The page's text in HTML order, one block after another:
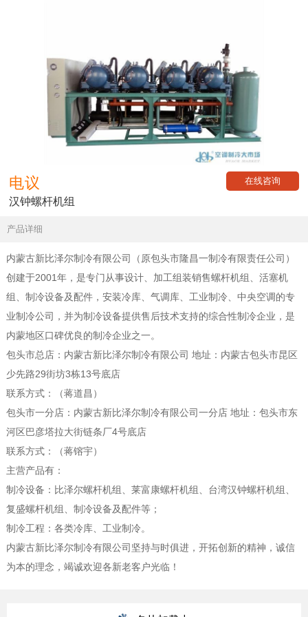
电议 在线咨询
汉钟螺杆机组
产品详细
内蒙古新比泽尔制冷有限公司（原包头市隆昌一制冷有限责任公司）
创建于2001年，是专门从事设计、加工组装销售螺杆机组、活塞机
组、制冷设备及配件，安装冷库、气调库、工业制冷、中央空调的专
业制冷公司，并为制冷设备提供售后技术支持的综合性制冷企业，是
内蒙地区口碑优良的制冷企业之一。
包头市总店：内蒙古新比泽尔制冷有限公司 地址：内蒙古包头市昆区
少先路29街坊3栋13号底店
联系方式：（蒋道昌）
包头市一分店：内蒙古新比泽尔制冷有限公司一分店 地址：包头市东
河区巴彦塔拉大街链条厂4号底店
联系方式：（蒋镕宇）
主营产品有：
制冷设备：比泽尔螺杆机组、莱富康螺杆机组、台湾汉钟螺杆机组、
复盛螺杆机组、制冷设备及配件等；
制冷工程：各类冷库、工业制冷。
内蒙古新比泽尔制冷有限公司坚持与时俱进，开拓创新的精神，诚信
为本的理念，竭诚欢迎各新老客户光临！